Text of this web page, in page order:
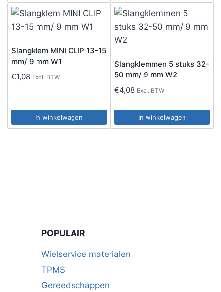
Slangklem MINI CLIP 13-15
mm/ 9 mm W1
€1,08 Excl. BTW
In winkelwagen
Slangklemmen 5 stuks 32-
50 mm/ 9 mm W2
€4,08 Excl. BTW
In winkelwagen
POPULAIR
Wielservice materialen
TPMS
Gereedschappen